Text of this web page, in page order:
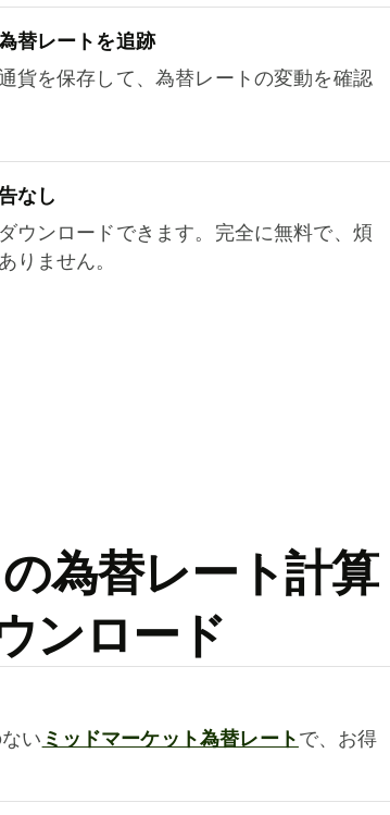
替レートを追跡
貨を保存して、為替レートの変動を確認
なし
ウンロードできます。完全に無料で、煩
りません。
為替レート計算
ンロード
い ミッドマーケット為替レートで、お得